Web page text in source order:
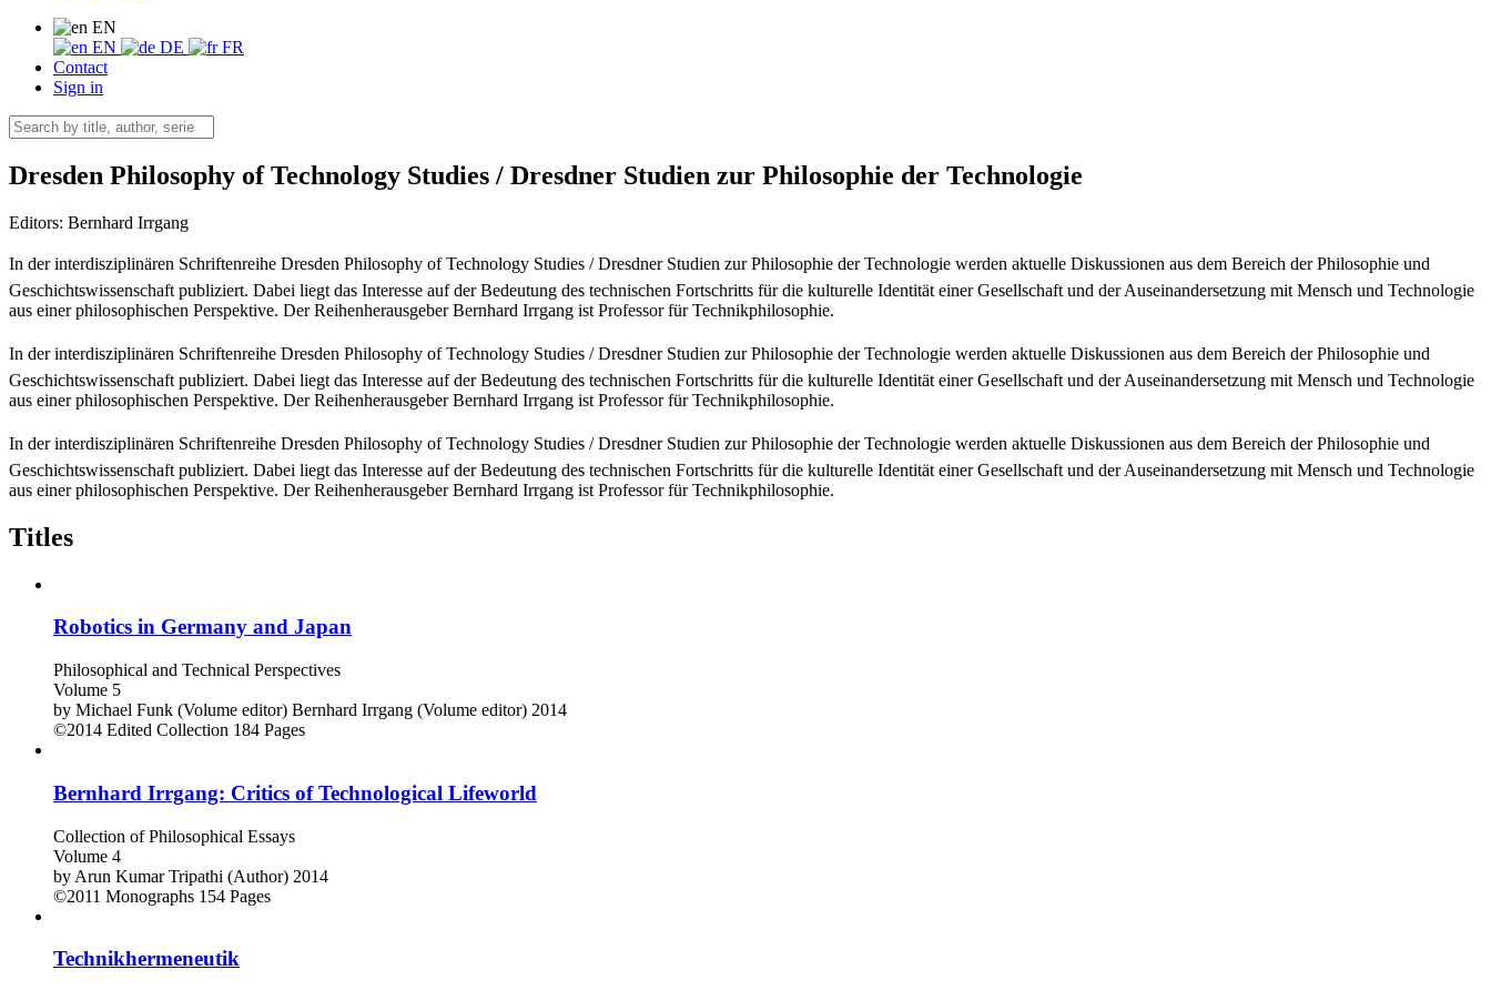
EN
EN
DE
FR
Contact
Sign in
Dresden Philosophy of Technology Studies / Dresdner Studien zur Philosophie der Technologie
Editors: Bernhard Irrgang
In der interdisziplinären Schriftenreihe Dresden Philosophy of Technology Studies / Dresdner Studien zur Philosophie der Technologie werden aktuelle Diskussionen aus dem Bereich der Philosophie und
Geschichtswissenschaft publiziert. Dabei liegt das Interesse auf der Bedeutung des technischen Fortschritts für die kulturelle Identität einer Gesellschaft und der Auseinandersetzung mit Mensch und Technologie
aus einer philosophischen Perspektive. Der Reihenherausgeber Bernhard Irrgang ist Professor für Technikphilosophie.
In der interdisziplinären Schriftenreihe Dresden Philosophy of Technology Studies / Dresdner Studien zur Philosophie der Technologie werden aktuelle Diskussionen aus dem Bereich der Philosophie und
Geschichtswissenschaft publiziert. Dabei liegt das Interesse auf der Bedeutung des technischen Fortschritts für die kulturelle Identität einer Gesellschaft und der Auseinandersetzung mit Mensch und Technologie
aus einer philosophischen Perspektive. Der Reihenherausgeber Bernhard Irrgang ist Professor für Technikphilosophie.
In der interdisziplinären Schriftenreihe Dresden Philosophy of Technology Studies / Dresdner Studien zur Philosophie der Technologie werden aktuelle Diskussionen aus dem Bereich der Philosophie und
Geschichtswissenschaft publiziert. Dabei liegt das Interesse auf der Bedeutung des technischen Fortschritts für die kulturelle Identität einer Gesellschaft und der Auseinandersetzung mit Mensch und Technologie
aus einer philosophischen Perspektive. Der Reihenherausgeber Bernhard Irrgang ist Professor für Technikphilosophie.
Titles
Robotics in Germany and Japan
Philosophical and Technical Perspectives
Volume 5
by Michael Funk (Volume editor) Bernhard Irrgang (Volume editor) 2014
©2014 Edited Collection 184 Pages
Bernhard Irrgang: Critics of Technological Lifeworld
Collection of Philosophical Essays
Volume 4
by Arun Kumar Tripathi (Author) 2014
©2011 Monographs 154 Pages
Technikhermeneutik